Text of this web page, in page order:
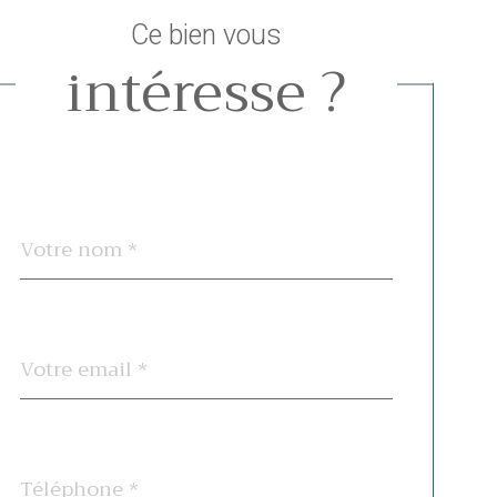
Ce bien vous
intéresse ?
par
*
*